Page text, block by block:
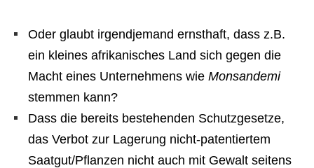
Oder glaubt irgendjemand ernsthaft, dass z.B.
ein kleines afrikanisches Land sich gegen die
Macht eines Unternehmens wie Monsandemi
stemmen kann?
Dass die bereits bestehenden Schutzgesetze,
das Verbot zur Lagerung nicht-patentiertem
Saatgut/Pflanzen nicht auch mit Gewalt seitens